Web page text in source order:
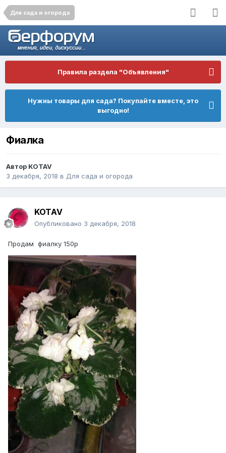
Для сада и огорода
Правила раздела "Объявления"
Нужны товары для сада? Покупайте вместе, это
выгодно!
Фиалка
Автор KOTAV
3 декабря, 2018 в Для сада и огорода
KOTAV
Опубликовано 3 декабря, 2018
Продам фиалку 150р